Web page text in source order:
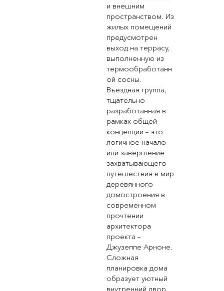
и внешним
пространством. Из
жилых помещений
предусмотрен
выход на террасу,
выполненную из
термообработанн
ой сосны.
Въездная группа,
тщательно
разработанная в
рамках общей
концепции – это
логичное начало
или завершение
захватывающего
путешествия в мир
деревянного
домостроения в
современном
прочтении
архитектора
проекта –
Джузеппе Арноне.
Сложная
планировка дома
образует уютный
внутренний двор,